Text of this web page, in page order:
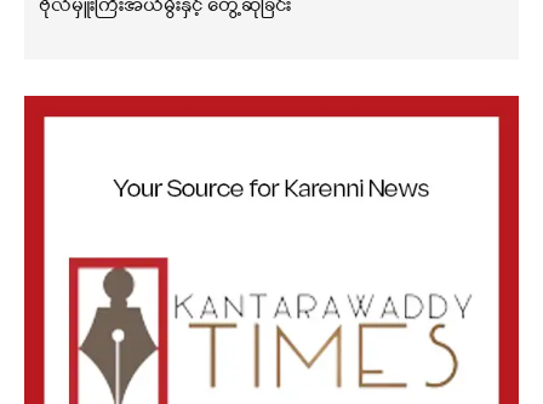
ဗိုလ်မှူးကြီးအယ်မွီးနှင့် တွေ့ဆုံခြင်း